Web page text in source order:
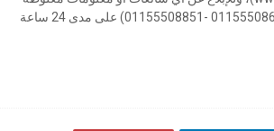
يرجى الإرسال على أرقام الواتس آب التابعة للمركز الإعلامي لمجلس الوزراء (01155508688 -01155508851) على مدى 24 ساعة